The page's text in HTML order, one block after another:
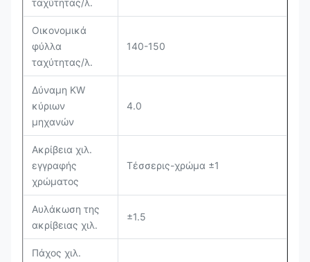
ταχύτητας/λ.
Οικονομικά
φύλλα
ταχύτητας/λ.
140-150
Δύναμη KW
κύριων
μηχανών
4.0
Ακρίβεια χιλ.
εγγραφής
χρώματος
Τέσσερις-χρώμα ±1
Αυλάκωση της
ακρίβειας χιλ.
±1.5
Πάχος χιλ.